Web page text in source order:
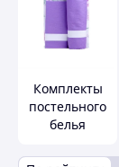
Комплекты
постельного
белья